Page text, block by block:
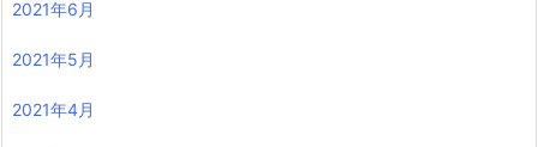
2021年6月
2021年5月
2021年4月